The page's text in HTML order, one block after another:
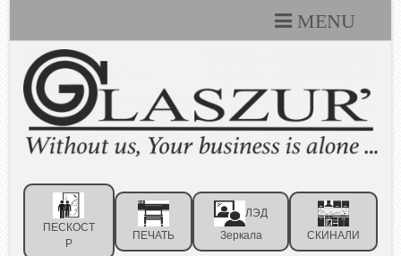
MENU
Каталоги
Технические условия
Портфолио
Контакты
ПЕСКОСТ
Р
ПЕЧАТЬ
ЛЭД
Зеркала
СКИНАЛИ